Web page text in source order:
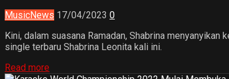
MusicNews 17/04/2023 0
Kini, dalam suasana Ramadan, Shabrina
single terbaru Shabrina Leonita kali ini.
Read more